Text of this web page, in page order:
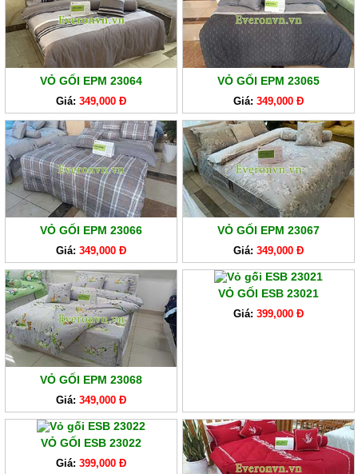
VỎ GỐI EPM 23064
Giá: 349,000 Đ
VỎ GỐI EPM 23065
Giá: 349,000 Đ
VỎ GỐI EPM 23066
Giá: 349,000 Đ
VỎ GỐI EPM 23067
Giá: 349,000 Đ
VỎ GỐI EPM 23068
Giá: 349,000 Đ
VỎ GỐI ESB 23021
Giá: 399,000 Đ
VỎ GỐI ESB 23022
Giá: 399,000 Đ